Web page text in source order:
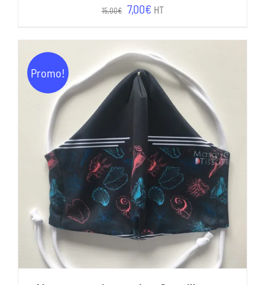
15,00€ Le
initial
était :
15,00€.
7,00€Le
actuel
est :
7,00€.
HT
Promo!
AJOUTER AU PANIER / DÉTAILS